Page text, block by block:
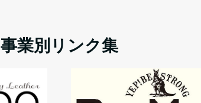
事業別リンク集